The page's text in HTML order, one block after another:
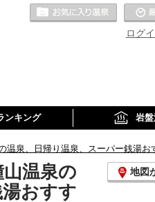
ログ
お気に
ンキング 岩
温泉、日帰り温泉、スーパー銭湯お
温泉の
おすす
地図